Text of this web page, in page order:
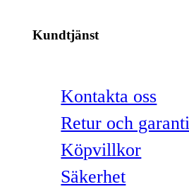
Kundtjänst
Kontakta oss
Retur och garanti
Köpvillkor
Säkerhet